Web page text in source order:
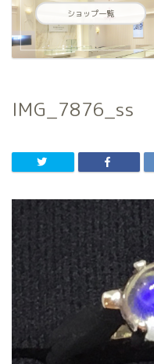
ショップ一覧
IMG_7876_ss